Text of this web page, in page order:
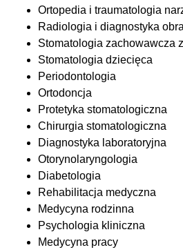
Ortopedia i traumatologia
Radiologia i diagnostyka
Stomatologia zachowawcza
Stomatologia dziecięca
Periodontologia
Ortodoncja
Protetyka stomatologiczna
Chirurgia stomatologiczna
Diagnostyka laboratoryjna
Otorynolaryngologia
Diabetologia
Rehabilitacja medyczna
Medycyna rodzinna
Psychologia kliniczna
Medycyna pracy